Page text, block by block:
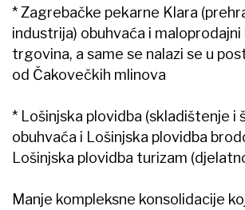
* Zagrebačke pekarne Klara
industrija) obuhvaća i
trgovina, a same se nalazi se u
od Čakovečkih mlinova
* Lošinjska plovidba (skladištenje i
obuhvaća i Lošinjska plovidba
Lošinjska plovidba turizam
Manje kompleksne konsolidacije